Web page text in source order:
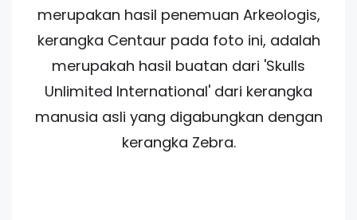
merupakan hasil penemuan Arkeologis,
kerangka Centaur pada foto ini, adalah
merupakah hasil buatan dari 'Skulls
Unlimited International' dari kerangka
manusia asli yang digabungkan dengan
kerangka Zebra.